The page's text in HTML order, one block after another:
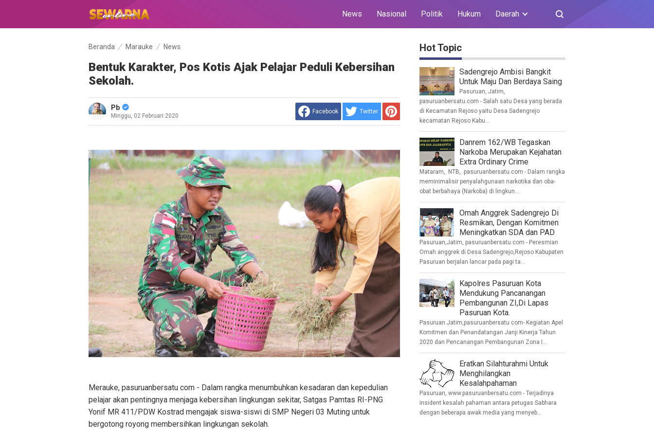
News Nasional Politik Hukum Daerah
Beranda Marauke News
Bentuk Karakter, Pos Kotis Ajak Pelajar Peduli Kebersihan
Sekolah.
Pb
Minggu, 02 Februari 2020
Facebook Twitter
Merauke, pasuruanbersatu com - Dalam rangka menumbuhkan kesadaran dan kepedulian
pelajar akan pentingnya menjaga kebersihan lingkungan sekitar, Satgas Pamtas RI-PNG
Yonif MR 411/PDW Kostrad mengajak siswa-siswi di SMP Negeri 03 Muting untuk
bergotong royong membersihkan lingkungan sekolah.
Hot Topic
Sadengrejo Ambisi Bangkit
Untuk Maju Dan Berdaya Saing
Pasuruan, Jatim,
pasuruanbersatu.com - Salah satu Desa yang berada
di Kecamatan Rejoso yaitu Desa Sadengrejo
kecamatan Rejoso Kabu...
Danrem 162/WB Tegaskan
Narkoba Merupakan Kejahatan
Extra Ordinary Crime
Mataram, NTB, pasuruanbersatu.com - Dalam rangka
meminimalisir penyalahgunaan narkotika dan oba-
obat berbahaya (Narkoba) di lingkun...
Omah Anggrek Sadengrejo Di
Resmikan, Dengan Komitmen
Meningkatkan SDA dan PAD
Pasuruan,Jatim, pasuruanbersatu.com - Peresmian
Omah anggrek di Desa Sadengrejo,Rejoso Kabupaten
Pasuruan berjalan lancar pada pagi ta...
Kapolres Pasuruan Kota
Mendukung Pancanangan
Pembangunan ZI,Di Lapas
Pasuruan Kota.
Pasuruan Jatim,pasuruanbersatu com- Kegiatan Apel
Komitmen dan Penandatangan Janji Kinerja Tahun
2020 dan Pencanangan Pembangunan Zona I...
Eratkan Silahturahmi Untuk
Menghilangkan
Kesalahpahaman
Pasuruan, www.pasuruanbersatu.com - Terjadinya
insident kesalah pahaman antara petugas Sabhara
dengan beberapa awak media yang menyeb...